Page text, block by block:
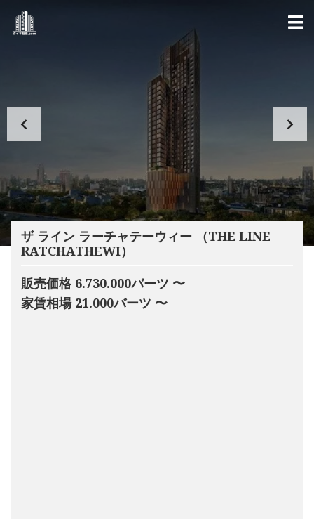
ザ ライン ラーチャテーウィー （THE LINE
RATCHATHEWI）
販売価格 6.730.000バーツ 〜
家賃相場 21.000バーツ 〜